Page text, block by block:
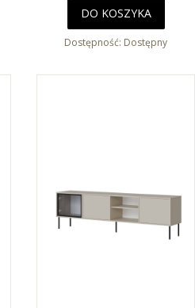
DO KOSZYKA
Dostępność: Dostępny